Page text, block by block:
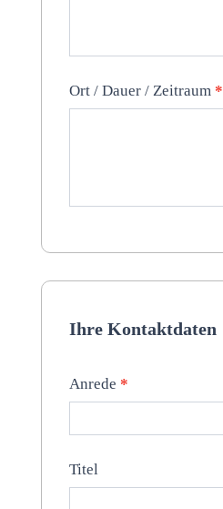
Ort / Dauer / Zeitraum *
Ihre Kontaktdaten
Anrede *
Titel